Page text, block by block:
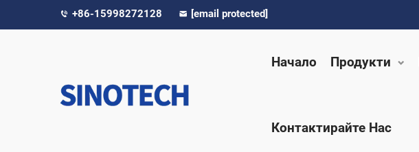
+86-15998272128 [email protected]
Начало Продукти
Контактирайте Нас